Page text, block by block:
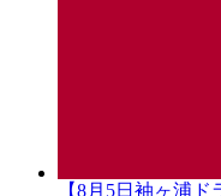
【8月5日袖ヶ浦